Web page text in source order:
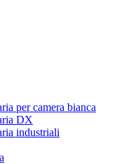
per camera bianca
DX
industriali